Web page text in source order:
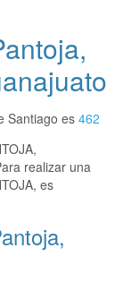
Santiago es 462
realizar una
es